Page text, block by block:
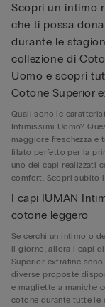
Scopri un intimo
che ti possa
durante le
collezione di
Uomo e scopri
Cotone Superior
Quali sono le
Intimissimi Uomo?
maggiore freschezza
filato perfetto per la
uno dei capi realizzati
comfort. Scopri subito
I capi IUMAN
cotone leggero
Se cerchi un intimo o
il giorno, allora i capi
Superior extrafine
diverse proposte
e magliette a maniche
cotone durante tutte le